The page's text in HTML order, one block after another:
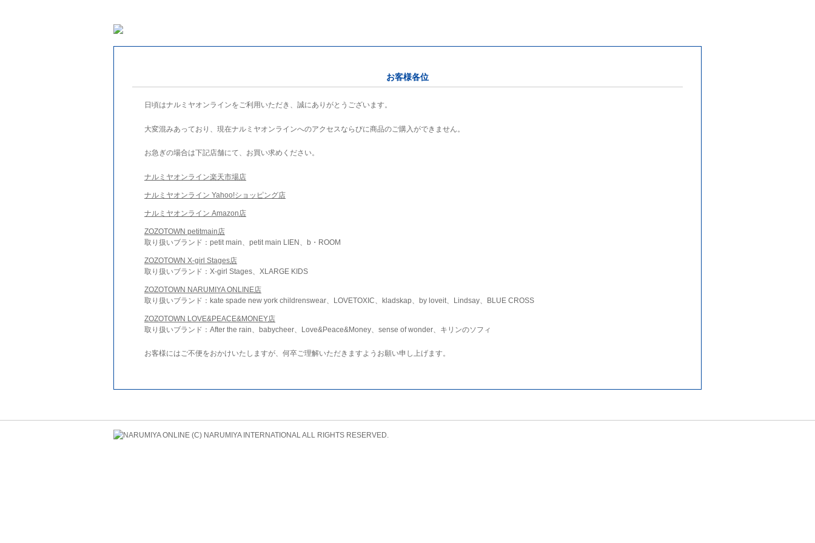
お客様各位
日頃はナルミヤオンラインをご利用いただき、誠にありがとうございます。
大変混みあっており、現在ナルミヤオンラインへのアクセスならびに商品のご購入ができません。
お急ぎの場合は下記店舗にて、お買い求めください。
ナルミヤオンライン楽天市場店
ナルミヤオンライン Yahoo!ショッピング店
ナルミヤオンライン Amazon店
ZOZOTOWN petitmain店
取り扱いブランド：petit main、petit main LIEN、b・ROOM
ZOZOTOWN X-girl Stages店
取り扱いブランド：X-girl Stages、XLARGE KIDS
ZOZOTOWN NARUMIYA ONLINE店
取り扱いブランド：kate spade new york childrenswear、LOVETOXIC、kladskap、by loveit、Lindsay、BLUE CROSS
ZOZOTOWN LOVE&PEACE&MONEY店
取り扱いブランド：After the rain、babycheer、Love&Peace&Money、sense of wonder、キリンのソフィ
お客様にはご不便をおかけいたしますが、何卒ご理解いただきますようお願い申し上げます。